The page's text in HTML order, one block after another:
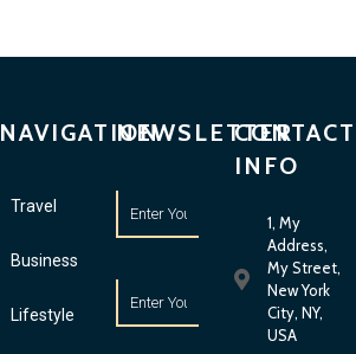
NAVIGATION
Travel
Business
Lifestyle
NEWSLETTERCONTACT
INFO
1, My
Address,
My Street,
New York
City, NY,
USA